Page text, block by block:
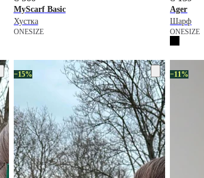
MyScarfBasic
Хустка
ONESIZE
Ager
Шарф
ONESIZE
−15% −11%